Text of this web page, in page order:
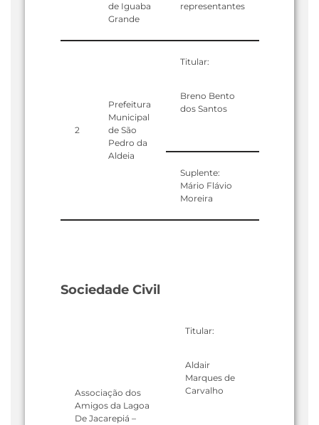
de Iguaba
Grande
representantes
2
Prefeitura
Municipal
de São
Pedro da
Aldeia
Titular:
Breno Bento
dos Santos
Suplente:
Mário Flávio
Moreira
Sociedade Civil
Associação dos
Amigos da Lagoa
De Jacarepiá –
Titular:
Aldair
Marques de
Carvalho